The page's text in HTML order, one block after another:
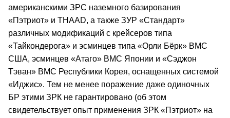
американскими ЗРС наземного базирования
«Пэтриот» и THAAD, а также ЗУР «Стандарт»
различных модификаций с крейсеров типа
«Тайкондерога» и эсминцев типа «Орли Бёрк» ВМС
США, эсминцев «Атаго» ВМС Японии и «Сэджон
Тэван» ВМС Республики Корея, оснащенных системой
«Иджис». Тем не менее поражение даже одиночных
БР этими ЗРК не гарантировано (об этом
свидетельствует опыт применения ЗРК «Пэтриот» на